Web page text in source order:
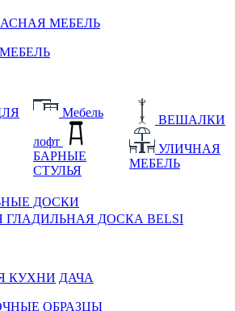
МЕБЕЛЬ
Мебель
лофт
БАРНЫЕ
СТУЛЬЯ
ВЕШАЛКИ
УЛИЧНАЯ
МЕБЕЛЬ
ДОСКИ
ДОСКА BELSI
КУХНИ ДАЧА
ОБРАЗЦЫ